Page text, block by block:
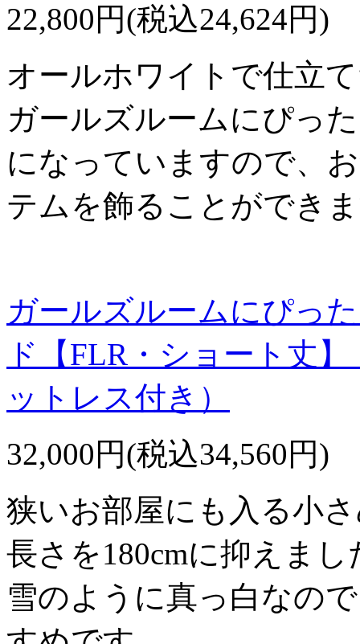
22,800円(税込24,624円)
オールホワイトで仕立
ガールズルームにぴっ
になっていますので、
テムを飾ることができ
ガールズルームにぴっ
ド【FLR・ショート丈
ットレス付き）
32,000円(税込34,560円)
狭いお部屋にも入る小
長さを180cmに抑えま
雪のように真っ白なの